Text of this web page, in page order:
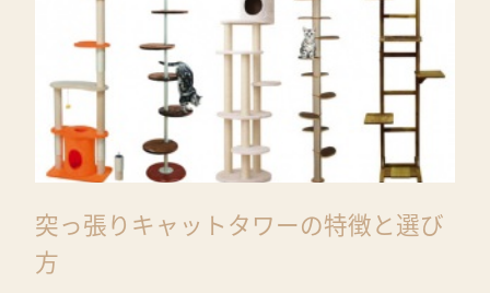
突っ張りキャットタワーの特徴と選び
方